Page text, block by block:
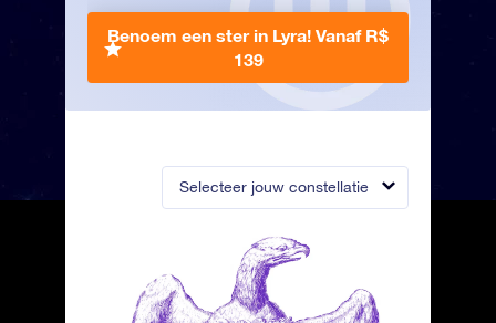
Selecteer jouw constellatie
Benoem een ster in Lyra! Vanaf R$
139